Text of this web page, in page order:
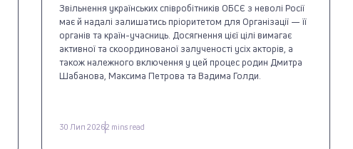
Звільнення українських співробітників ОБСЄ з неволі Росії
має й надалі залишатись пріоритетом для Організації — її
органів та країн-учасниць. Досягнення цієї цілі вимагає
активної та скоординованої залученості усіх акторів, а
також належного включення у цей процес родин Дмитра
Шабанова, Максима Петрова та Вадима Голди.
30 Лип 20262 mins read